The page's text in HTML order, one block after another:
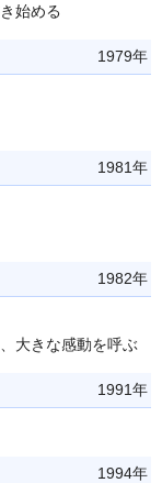
始める
1979年
1981年
1982年
大きな感動を呼ぶ
1991年
1994年